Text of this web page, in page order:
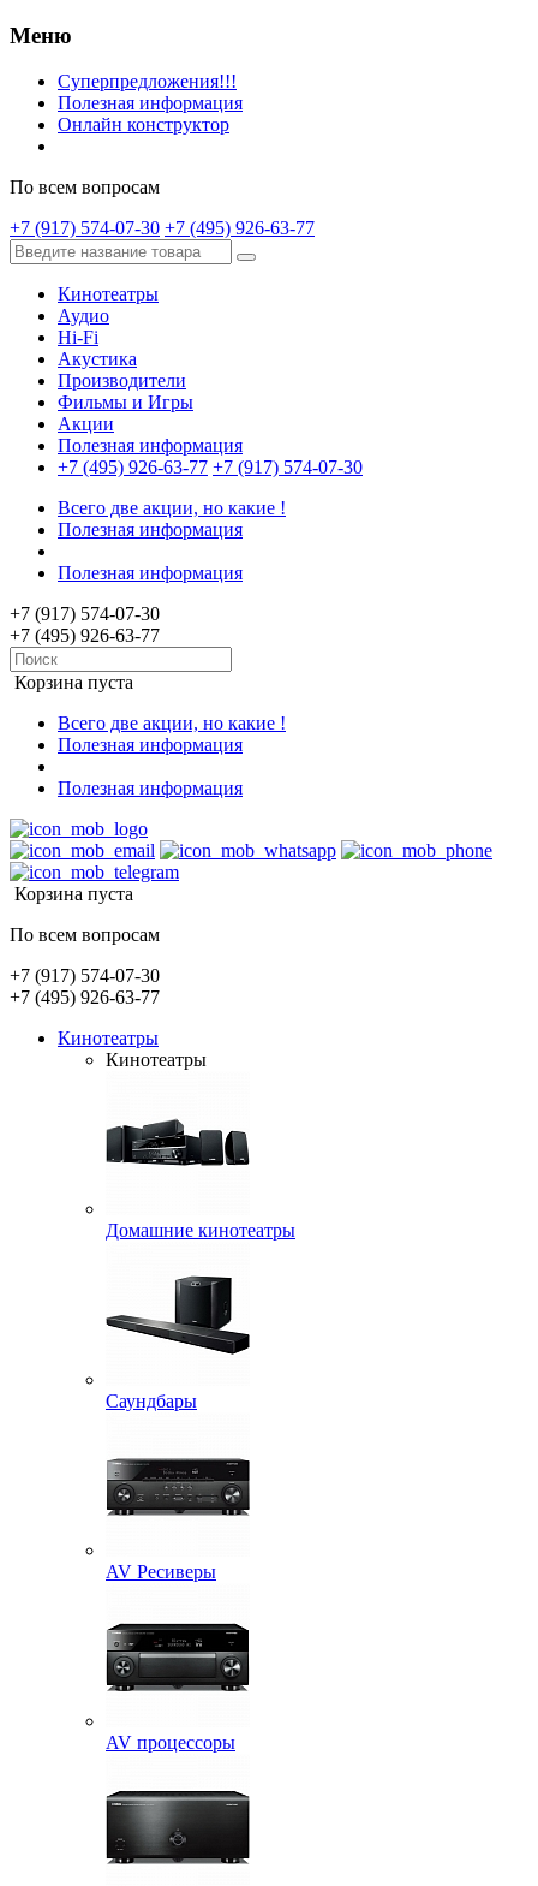
Меню
Суперпредложения!!!
Полезная информация
Онлайн конструктор
По всем вопросам
+7 (917) 574-07-30 +7 (495) 926-63-77
Кинотеатры
Аудио
Hi-Fi
Акустика
Производители
Фильмы и Игры
Акции
Полезная информация
+7 (495) 926-63-77 +7 (917) 574-07-30
Всего две акции, но какие !
Полезная информация
Полезная информация
+7 (917) 574-07-30
+7 (495) 926-63-77
Корзина пуста
Всего две акции, но какие !
Полезная информация
Полезная информация
Корзина пуста
По всем вопросам
+7 (917) 574-07-30
+7 (495) 926-63-77
Кинотеатры
Кинотеатры
Домашние кинотеатры
Саундбары
AV Ресиверы
AV процессоры